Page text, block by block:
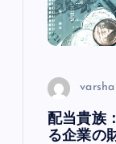
varsha
配当貴族
る企業の